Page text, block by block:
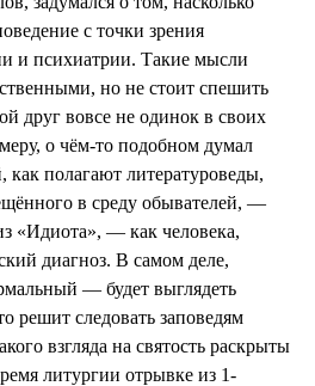
с точки зрения
и психиатрии. Такие мысли
но не стоит спешить
друг вовсе не одинок в своих
о чём-то подобном думал
как полагают литературоведы,
в среду обывателей, —
«Идиота», — как человека,
диагноз. В самом деле,
— будет выглядеть
решит следовать заповедям
взгляда на святость раскрыты
литургии отрывке из 1-